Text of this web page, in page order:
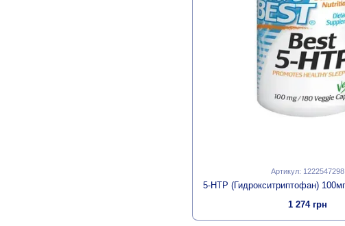
Артикул: 1222547298
1 274 грн